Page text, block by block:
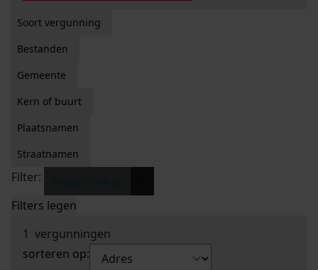
Soort vergunning
Bestanden
Gemeente
Kern of buurt
Plaatsnamen
Straatnamen
Filter:
Filters legen
1 vergunningen
sorteren op: